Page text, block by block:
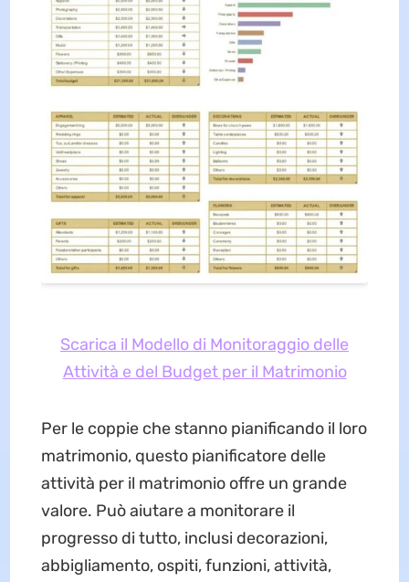
Scarica il Modello di Monitoraggio delle
Attività e del Budget per il Matrimonio
Per le coppie che stanno pianificando il loro
matrimonio, questo pianificatore delle
attività per il matrimonio offre un grande
valore. Può aiutare a monitorare il
progresso di tutto, inclusi decorazioni,
abbigliamento, ospiti, funzioni, attività,